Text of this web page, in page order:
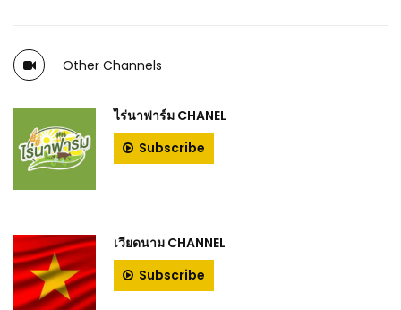
Other Channels
ไร่นาฟาร์ม CHANEL
Subscribe
เวียดนาม CHANNEL
Subscribe